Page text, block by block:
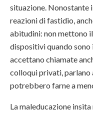
situazione. Nonostante
reazioni di fastidio,
abitudini: non mettono
dispositivi quando sono
accettano chiamate
colloqui privati, parlano
potrebbero farne a
La maleducazione